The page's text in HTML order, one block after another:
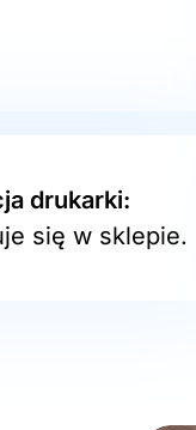
drukarki:
się w sklepie.